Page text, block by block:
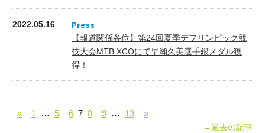
2022.05.16
【報道関係各位】第24回夏季デフリンピック競
技⼤会MTB XCOにて早瀨久美選⼿銀メダル獲
得！
« 1 … 5 6 7 8 9 … 13 »
→過去の記事